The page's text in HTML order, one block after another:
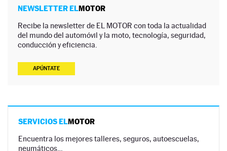
NEWSLETTER ELMOTOR
Recibe la newsletter de EL MOTOR con toda la actualidad
del mundo del automóvil y la moto, tecnología, seguridad,
conducción y eficiencia.
APÚNTATE
SERVICIOS ELMOTOR
Encuentra los mejores talleres, seguros, autoescuelas,
neumáticos…